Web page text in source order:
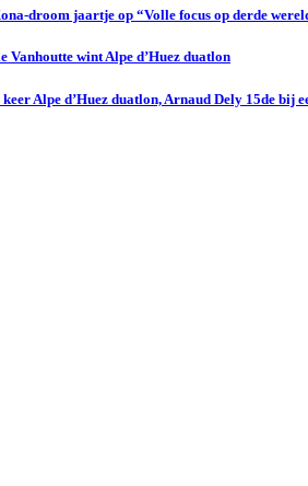
droom jaartje op “Volle focus op derde
Vanhoutte wint Alpe d’Huez duatlon
Alpe d’Huez duatlon, Arnaud Dely 15de bij